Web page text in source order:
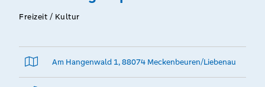
Freizeit / Kultur
Am Hangenwald 1, 88074 Meckenbeuren/Liebenau